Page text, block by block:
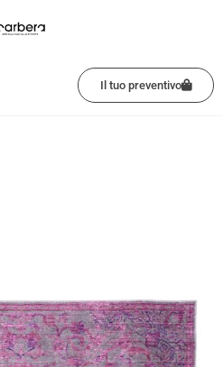
Il tuo preventivo